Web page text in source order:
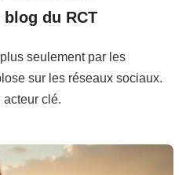
du RCT
seulement par les
sur les réseaux sociaux.
acteur clé.